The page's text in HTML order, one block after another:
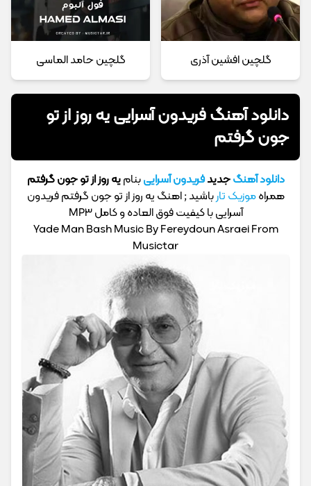
گلچین افشین آذری گلچین حامد الماسی
دانلود آهنگ فریدون آسرایی یه روز از تو
جون گرفتم
دانلود آهنگجدیدفریدون آسراییبنامیه روز از تو جون گرفتم
همراهموزیک تارباشید ; اهنگ یه روز از تو جون گرفتم فریدون
آسرایی با کیفیت فوق العاده و کامل MP3
Yade Man Bash Music By Fereydoun Asraei From
Musictar